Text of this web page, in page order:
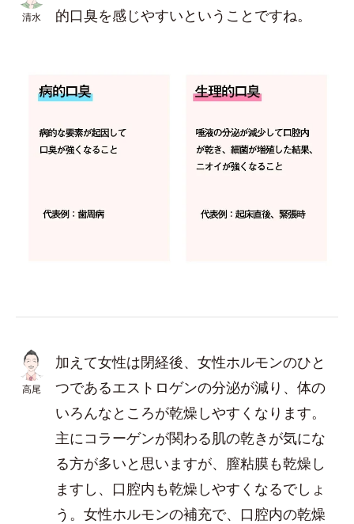
清水
的口臭を感じやすいということですね。
高尾
加えて女性は閉経後、女性ホルモンのひと
つであるエストロゲンの分泌が減り、体の
いろんなところが乾燥しやすくなります。
主にコラーゲンが関わる肌の乾きが気にな
る方が多いと思いますが、膣粘膜も乾燥し
ますし、口腔内も乾燥しやすくなるでしょ
う。女性ホルモンの補充で、口腔内の乾燥